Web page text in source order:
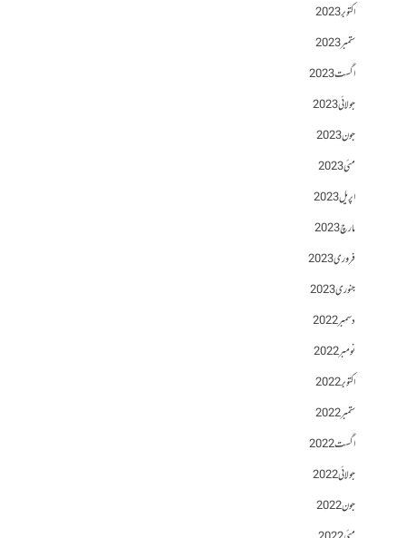
اکتوبر 2023
ستمبر 2023
اگست 2023
جولائی 2023
جون 2023
مئی 2023
اپریل 2023
مارچ 2023
فروری 2023
جنوری 2023
دسمبر 2022
نومبر 2022
اکتوبر 2022
ستمبر 2022
اگست 2022
جولائی 2022
جون 2022